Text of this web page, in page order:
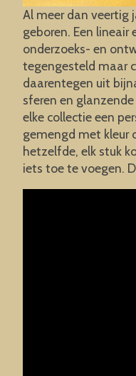
Al meer dan veertig
geboren. Een
onderzoeks- en
tegengesteld maar
daarentegen uit
sferen en
elke collectie een
gemengd met kleur
hetzelfde, elk stuk
iets toe te voegen.